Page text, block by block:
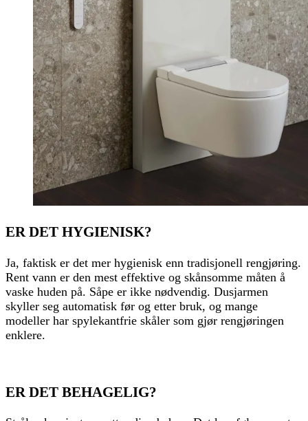
ER DET HYGIENISK?
Ja, faktisk er det mer hygienisk enn tradisjonell rengjøring.
Rent vann er den mest effektive og skånsomme måten å
vaske huden på. Såpe er ikke nødvendig. Dusjarmen
skyller seg automatisk før og etter bruk, og mange
modeller har spylekantfrie skåler som gjør rengjøringen
enklere.
ER DET BEHAGELIG?